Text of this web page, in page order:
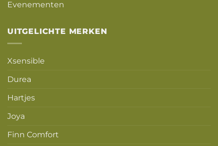
Evenementen
UITGELICHTE MERKEN
Xsensible
Durea
Hartjes
Joya
Finn Comfort